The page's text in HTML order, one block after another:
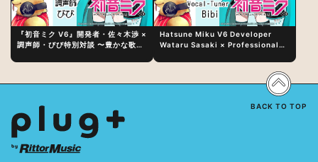
『初音ミク V6』開発者・佐々木渉 ×
調声師・びび特別対談 〜豊かな歌声
Hatsune Miku V6 Developer
Wataru Sasaki × Professional
Vocal Expression Lies in “Love
for the singing characters” and
BACK TO TOP